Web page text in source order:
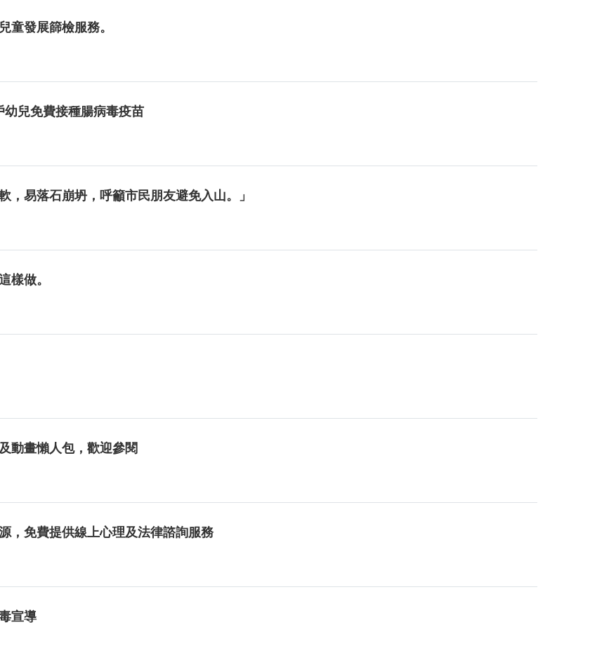
童發展篩檢服務。
幼兒免費接種腸病毒疫苗
，易落石崩坍，呼籲市民朋友避免入山。」
樣做。
動畫懶人包，歡迎參閱
，免費提供線上心理及法律諮詢服務
宣導